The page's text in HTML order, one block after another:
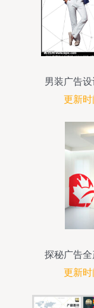
男装广告
更新
探秘广告
更新